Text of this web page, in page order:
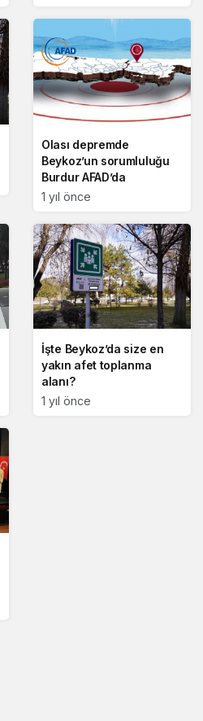
Olası depremde
Beykoz’un sorumluluğu
Burdur AFAD’da
1 yıl önce
İşte Beykoz’da size en
yakın afet toplanma
alanı?
1 yıl önce